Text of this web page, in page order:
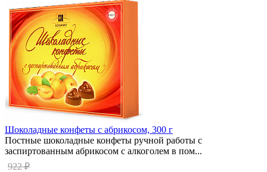
Шоколадные конфеты с абрикосом, 300 г
Постные шоколадные конфеты ручной работы с
заспиртованным абрикосом с алкоголем в пом...
922 ₽